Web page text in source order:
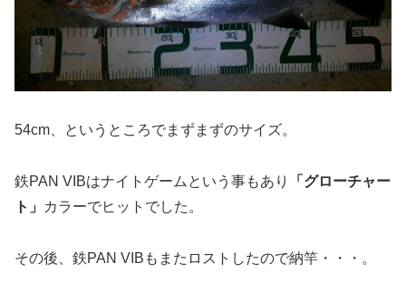
54cm、というところでまずまずのサイズ。
鉄PAN VIBはナイトゲームという事もあり
「グローチャー
ト」
カラーでヒットでした。
その後、鉄PAN VIBもまたロストしたので納竿・・・。